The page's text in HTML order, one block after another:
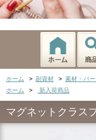
ホーム > 副資材 > 素材・パー
ホーム
> 新入荷商品
マグネットクラ